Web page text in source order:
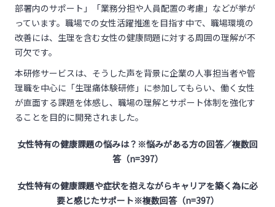
部署内のサポート」「業務分担や人員配置の考慮」などが挙が
っています。職場での女性活躍推進を目指す中で、職場環境の
改善には、生理を含む女性の健康問題に対する周囲の理解が不
可欠です。
本研修サービスは、そうした声を背景に企業の人事担当者や管
理職を中心に「生理痛体験研修」に参加してもらい、働く女性
が直面する課題を体感し、職場の理解とサポート体制を強化す
ることを目的に開発されました。
女性特有の健康課題の悩みは？※悩みがある方の回答／複数回
答（n=397）
女性特有の健康課題や症状を抱えながらキャリアを築く為に必
要と感じたサポート※複数回答（n=397）